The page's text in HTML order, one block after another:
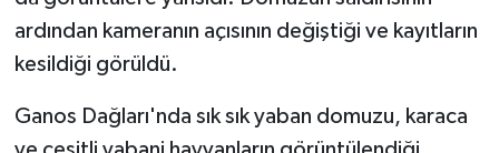
ardından kameranın açısının değiştiği ve kayıtların
kesildiği görüldü.
Ganos Dağları'nda sık sık yaban domuzu, karaca